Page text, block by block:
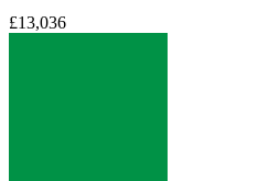
£13,036